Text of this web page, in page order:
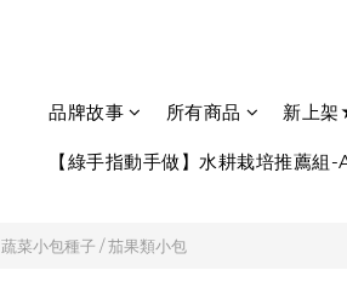
品牌故事 所有商品 新上
【綠手指動手做】水耕栽培推薦
蔬菜小包種子 /茄果類小包